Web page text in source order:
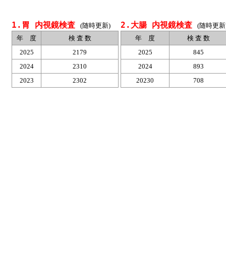
1.胃 内視鏡検査
(随時更新)
年 度
検 査 数
2025
2179
2024
2310
2023
2302
2.大腸 内視鏡検査
(随時更
年 度
検 査 数
2025
845
2024
893
20230
708